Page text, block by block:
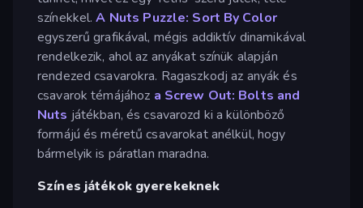
színekkel.A Nuts Puzzle: Sort By Color
egyszerű grafikával, mégis addiktív dinamikával
rendelkezik, ahol az anyákat színük alapján
rendezed csavarokra. Ragaszkodj az anyák és
csavarok témájához a Screw Out: Bolts and
Nuts játékban, és csavarozd ki a különböző
formájú és méretű csavarokat anélkül, hogy
bármelyik is páratlan maradna.
Színes játékok gyerekeknek